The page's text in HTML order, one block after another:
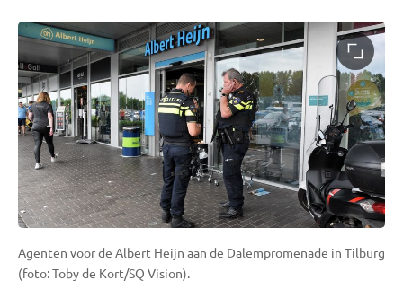
Agenten voor de Albert Heijn aan de Dalempromenade in Tilburg
(foto: Toby de Kort/SQ Vision).